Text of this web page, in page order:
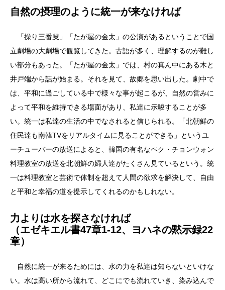
自然の摂理のように統一が来なければ
「操り三番叟」「たが屋の金太」の公演があるということで国
立劇場の大劇場で観覧してきた。古語が多く、理解するのが難し
い部分もあった。「たが屋の金太」では、村の真ん中にある木と
井戸端から話が始まる。それを見て、故郷を思い出した。劇中で
は、平和に過ごしている中で様々な事が起こるが、自然の営みに
よって平和を維持できる場面があり、私達に示唆することが多
い。統一は私達の生活の中でなされると信じられる。「北朝鮮の
住民達も南韓TVをリアルタイムに見ることができる」というユ
ーチューバーの放送によると、韓国の有名なペク・チョンウォン
料理教室の放送を北朝鮮の婦人達がたくさん見ているという。統
一は料理教室と芸術で体制を超えて人間の欲求を解決して、自由
と平和と幸福の道を提示してくれるのかもしれない。
力よりは水を探さなければ
（エゼキエル書47章1-12、ヨハネの黙示録22
章）
自然に統一が来るためには、水の力を私達は知らないといけな
い。水は高い所から流れて、どこにでも流れていき、染み込んで